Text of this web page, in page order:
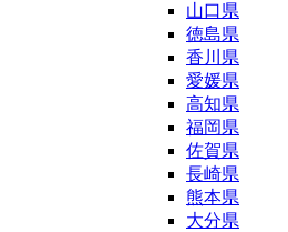
山口県
徳島県
香川県
愛媛県
高知県
福岡県
佐賀県
長崎県
熊本県
大分県